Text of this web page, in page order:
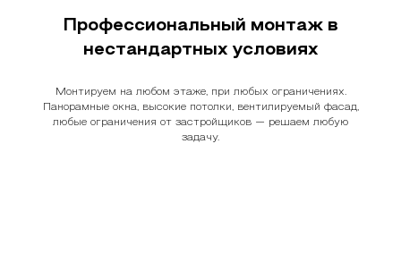
Профессиональный монтаж в
нестандартных условиях
Монтируем на любом этаже, при любых ограничениях.
Панорамные окна, высокие потолки, вентилируемый фасад,
любые ограничения от застройщиков — решаем любую
задачу.